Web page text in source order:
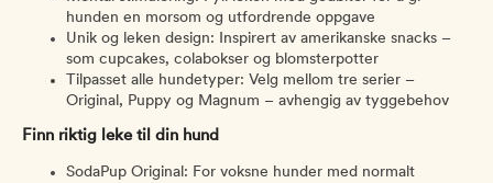
hunden en morsom og utfordrende oppgave
Unik og leken design: Inspirert av amerikanske snacks –
som cupcakes, colabokser og blomsterpotter
Tilpasset alle hundetyper: Velg mellom tre serier –
Original, Puppy og Magnum – avhengig av tyggebehov
Finn riktig leke til din hund
SodaPup Original: For voksne hunder med normalt